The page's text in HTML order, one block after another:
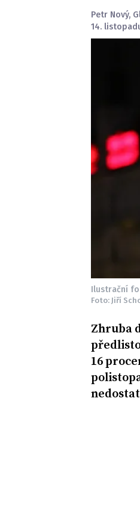
Petr Nový,
14.
Ilustrační
Foto: Jiří
Zhruba
16